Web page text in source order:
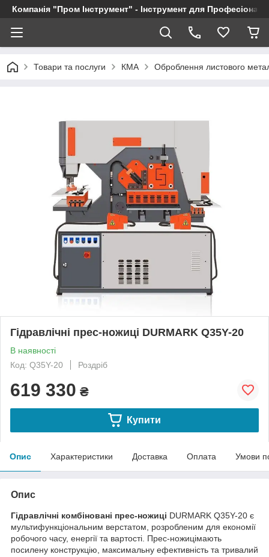
Компанія "Пром Інструмент" - Інструмент для
Товари та послуги КМА Оброблення листового
Гідравлічні прес-ножиці DURMARK Q35Y-20
В наявності
Код: Q35Y-20
Роздріб
619 330 ₴
Купити
Опис Характеристики Доставка Оплата Умови
Опис
Гідравлічні комбіновані прес-ножиці DURMARK Q35Y-20 є
мультифункціональним верстатом, розробленим для економії
робочого часу, енергії та вартості. Прес-ножицімають
посилену конструкцію, максимальну ефективність та тривалий